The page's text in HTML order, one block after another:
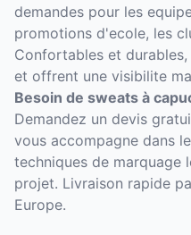
demandes pour les
promotions d'ecole, les
Confortables et
et offrent une visibilite
Besoin de sweats à
Demandez un devis
vous accompagne dans
techniques de marquage
projet. Livraison rapide
Europe.